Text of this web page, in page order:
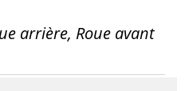
arrière, Roue avant